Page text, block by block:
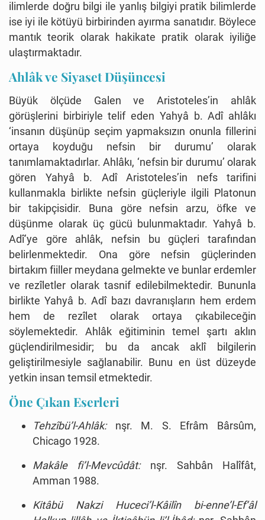
ilimlerde doğru bilgi ile yanlış bilgiyi pratik bilimlerde
ise iyi ile kötüyü birbirinden ayırma sanatıdır. Böylece
mantık teorik olarak hakikate pratik olarak iyiliğe
ulaştırmaktadır.
Ahlâk ve Siyaset Düşüncesi
Büyük ölçüde Galen ve Aristoteles’in ahlâk
görüşlerini birbiriyle telif eden Yahyâ b. Adî ahlâkı
‘insanın düşünüp seçim yapmaksızın onunla fillerini
ortaya koyduğu nefsin bir durumu’ olarak
tanımlamaktadırlar. Ahlâkı, ‘nefsin bir durumu’ olarak
gören Yahyâ b. Adî Aristoteles’in nefs tarifini
kullanmakla birlikte nefsin güçleriyle ilgili Platonun
bir takipçisidir. Buna göre nefsin arzu, öfke ve
düşünme olarak üç gücü bulunmaktadır. Yahyâ b.
Adî’ye göre ahlâk, nefsin bu güçleri tarafından
belirlenmektedir. Ona göre nefsin güçlerinden
birtakım fiiller meydana gelmekte ve bunlar erdemler
ve rezîletler olarak tasnif edilebilmektedir. Bununla
birlikte Yahyâ b. Adî bazı davranışların hem erdem
hem de rezîlet olarak ortaya çıkabileceğin
söylemektedir. Ahlâk eğitiminin temel şartı aklın
güçlendirilmesidir; bu da ancak aklî bilgilerin
geliştirilmesiyle sağlanabilir. Bunu en üst düzeyde
yetkin insan temsil etmektedir.
Öne Çıkan Eserleri
Tehzîbü’l-Ahlâk:nşr. M. S. Efrâm Bârsûm,
Chicago 1928.
Makâle fi’l-Mevcûdât:nşr. Sahbân Halîfât,
Amman 1988.
Kitâbü Nakzi Huceci’l-Kâilîn bi-enne’l-Ef‘âl